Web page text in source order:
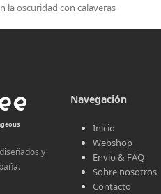
la oscuridad con calaveras
y
Navegación
Inicio
Webshop
Envío & FAQ
Sobre nosotros
Contacto